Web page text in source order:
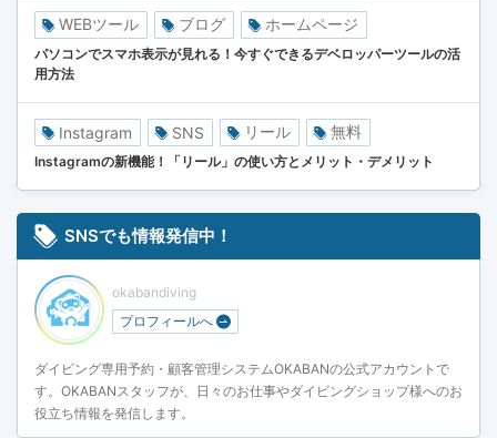
WEBツール ブログ ホームページ
パソコンでスマホ表示が見れる！今すぐできるデベロッパーツールの活
用方法
Instagram SNS リール 無料
Instagramの新機能！「リール」の使い方とメリット・デメリット
SNSでも情報発信中！
okabandiving
プロフィールへ
ダイビング専用予約・顧客管理システムOKABANの公式アカウントで
す。OKABANスタッフが、日々のお仕事やダイビングショップ様へのお
役立ち情報を発信します。